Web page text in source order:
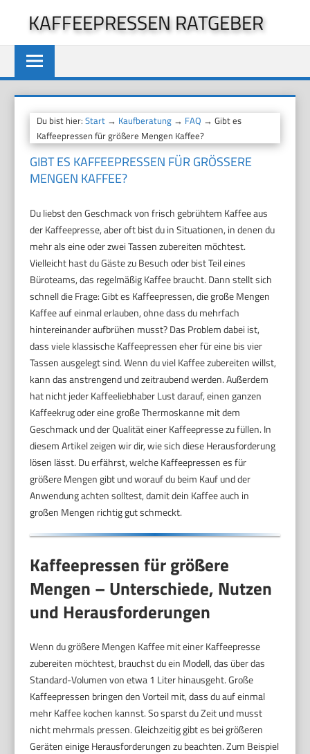
springen
KAFFEEPRESSEN RATGEBER
Du bist hier:Start → Kaufberatung → FAQ → Gibt es
Kaffeepressen für größere Mengen Kaffee?
GIBT ES KAFFEEPRESSEN FÜR GRÖSSERE M
ENGEN KAFFEE?
Du liebst den Geschmack von frisch gebrühtem Kaffee aus
der Kaffeepresse, aber oft bist du in Situationen, in denen du
mehr als eine oder zwei Tassen zubereiten möchtest.
Vielleicht hast du Gäste zu Besuch oder bist Teil eines
Büroteams, das regelmäßig Kaffee braucht. Dann stellt sich
schnell die Frage: Gibt es Kaffeepressen, die große Mengen
Kaffee auf einmal erlauben, ohne dass du mehrfach
hintereinander aufbrühen musst? Das Problem dabei ist,
dass viele klassische Kaffeepressen eher für eine bis vier
Tassen ausgelegt sind. Wenn du viel Kaffee zubereiten willst,
kann das anstrengend und zeitraubend werden. Außerdem
hat nicht jeder Kaffeeliebhaber Lust darauf, einen ganzen
Kaffeekrug oder eine große Thermoskanne mit dem
Geschmack und der Qualität einer Kaffeepresse zu füllen. In
diesem Artikel zeigen wir dir, wie sich diese Herausforderung
lösen lässt. Du erfährst, welche Kaffeepressen es für
größere Mengen gibt und worauf du beim Kauf und der
Anwendung achten solltest, damit dein Kaffee auch in
großen Mengen richtig gut schmeckt.
Kaffeepressen für größere
Mengen – Unterschiede, Nutzen
und Herausforderungen
Wenn du größere Mengen Kaffee mit einer Kaffeepresse
zubereiten möchtest, brauchst du ein Modell, das über das
Standard-Volumen von etwa 1 Liter hinausgeht. Große
Kaffeepressen bringen den Vorteil mit, dass du auf einmal
mehr Kaffee kochen kannst. So sparst du Zeit und musst
nicht mehrmals pressen. Gleichzeitig gibt es bei größeren
Geräten einige Herausforderungen zu beachten. Zum Beispiel